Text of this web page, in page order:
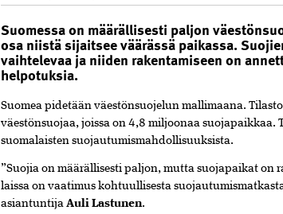
Suomessa on määrällisesti paljon
osa niistä sijaitsee väärässä paikassa.
vaihtelevaa ja niiden rakentamiseen on
helpotuksia.
Suomea pidetään väestönsuojelun mallimaana.
väestönsuojaa, joissa on 4,8 miljoonaa suojapaikkaa.
suomalaisten suojautumismahdollisuuksista.
”Suojia on määrällisesti paljon, mutta suojapaikat on
laissa on vaatimus kohtuullisesta
asiantuntijaAuli Lastunen.